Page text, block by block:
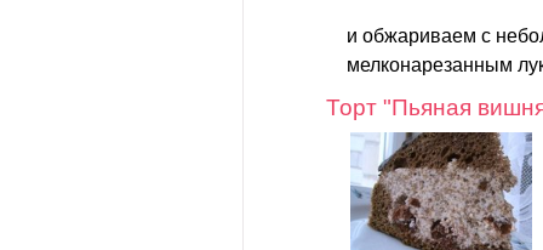
и обжариваем с
мелконарезанным
Торт "Пьяная